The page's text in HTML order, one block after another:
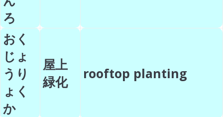
ろ
おく
じょ
うり
ょく
か
屋上
緑化
rooftop planting